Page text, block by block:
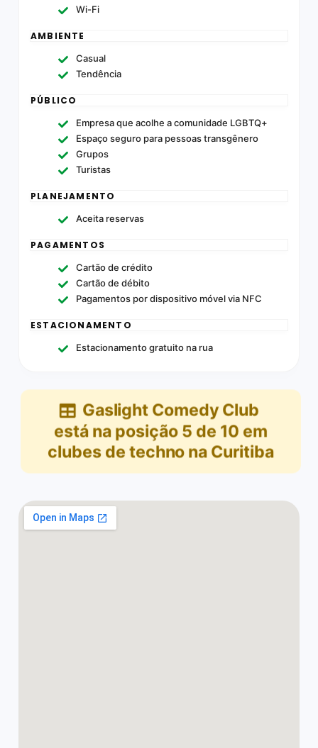
Wi-Fi
AMBIENTE
Casual
Tendência
PÚBLICO
Empresa que acolhe a comunidade LGBTQ+
Espaço seguro para pessoas transgênero
Grupos
Turistas
PLANEJAMENTO
Aceita reservas
PAGAMENTOS
Cartão de crédito
Cartão de débito
Pagamentos por dispositivo móvel via NFC
ESTACIONAMENTO
Estacionamento gratuito na rua
Gaslight Comedy Club
está na posição 5 de 10 em
clubes de techno na Curitiba